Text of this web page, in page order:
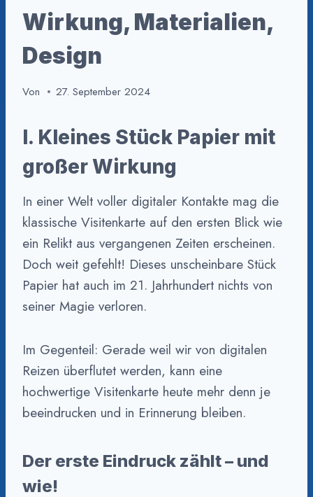
Wirkung, Materialien,
Design
Von 27. September 2024
I. Kleines Stück Papier mit
großer Wirkung
In einer Welt voller digitaler Kontakte mag die
klassische Visitenkarte auf den ersten Blick wie
ein Relikt aus vergangenen Zeiten erscheinen.
Doch weit gefehlt! Dieses unscheinbare Stück
Papier hat auch im 21. Jahrhundert nichts von
seiner Magie verloren.
Im Gegenteil: Gerade weil wir von digitalen
Reizen überflutet werden, kann eine
hochwertige Visitenkarte heute mehr denn je
beeindrucken und in Erinnerung bleiben.
Der erste Eindruck zählt – und
wie!